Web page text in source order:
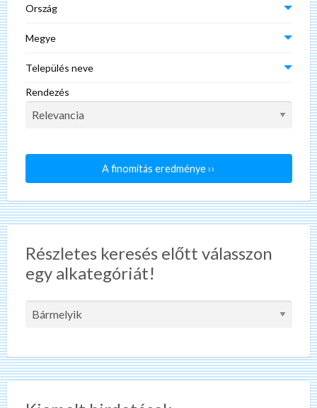
Ország
Megye
Település neve
Rendezés
A finomítás eredménye ››
Részletes keresés előtt válasszon
egy alkategóriát!